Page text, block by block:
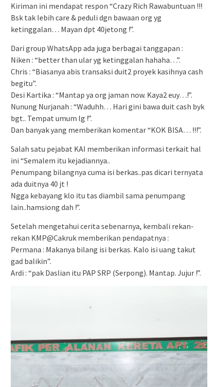
Kiriman ini mendapat respon “Crazy Rich Rawabuntuan !!!
Bsk tak lebih care & peduli dgn bawaan org yg
ketinggalan… Mayan dpt 40jetong !”.
Dari group WhatsApp ada juga berbagai tanggapan :
Niken : “better than ular yg ketinggalan hahaha…”.
Chris : “Biasanya abis transaksi duit2 proyek kasihnya cash
begitu”.
Desi Kartika : “Mantap ya org jaman now. Kaya2 euy…!”.
Nunung Nurjanah : “Waduhh… Hari gini bawa duit cash byk
bgt.. Tempat umum lg !”.
Dan banyak yang memberikan komentar “KOK BISA… !!!”.
Salah satu pejabat KAI memberikan informasi terkait hal
ini “Semalem itu kejadiannya..
Penumpang bilangnya cuma isi berkas..pas dicari ternyata
ada duitnya 40 jt !
Ngga kebayang klo itu tas diambil sama penumpang
lain..hamsiong dah !”.
Setelah mengetahui cerita sebenarnya, kembali rekan-
rekan KMP@Cakruk memberikan pendapatnya :
Permana : Makanya bilang isi berkas. Kalo isi uang takut
gad balikin”.
Ardi : “pak Daslian itu PAP SRP (Serpong). Mantap. Jujur !”.